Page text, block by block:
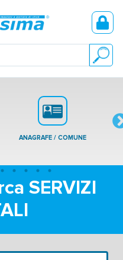
ANAGRAFE / COMUNE
SERVIZI